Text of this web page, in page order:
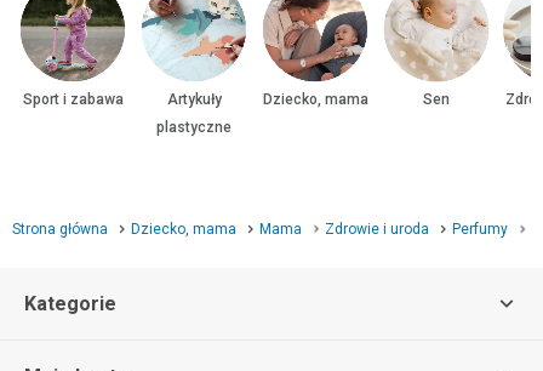
Sport i zabawa
Artykuły
plastyczne
Dziecko, mama Sen
Strona główna Dziecko, mama Mama Zdrowie i uroda Perfumy
Kategorie